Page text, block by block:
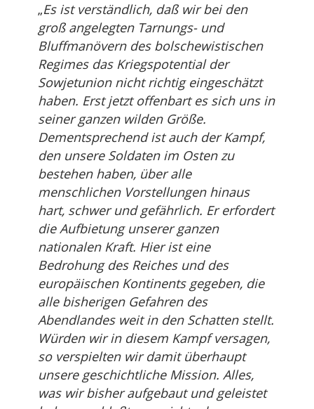
„Es ist verständlich, daß wir bei den
groß angelegten Tarnungs- und
Bluffmanövern des bolschewistischen
Regimes das Kriegspotential der
Sowjetunion nicht richtig eingeschätzt
haben. Erst jetzt offenbart es sich uns in
seiner ganzen wilden Größe.
Dementsprechend ist auch der Kampf,
den unsere Soldaten im Osten zu
bestehen haben, über alle
menschlichen Vorstellungen hinaus
hart, schwer und gefährlich. Er erfordert
die Aufbietung unserer ganzen
nationalen Kraft. Hier ist eine
Bedrohung des Reiches und des
europäischen Kontinents gegeben, die
alle bisherigen Gefahren des
Abendlandes weit in den Schatten stellt.
Würden wir in diesem Kampf versagen,
so verspielten wir damit überhaupt
unsere geschichtliche Mission. Alles,
was wir bisher aufgebaut und geleistet